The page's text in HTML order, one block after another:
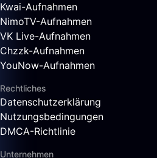
Kwai-Aufnahmen
NimoTV-Aufnahmen
VK Live-Aufnahmen
Chzzk-Aufnahmen
YouNow-Aufnahmen
Rechtliches
Datenschutzerklärung
Nutzungsbedingungen
DMCA-Richtlinie
Unternehmen